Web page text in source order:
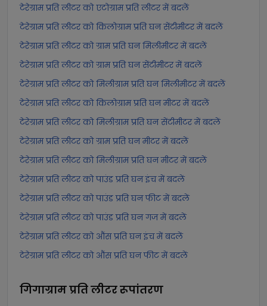
टेरेग्राम प्रति लीटर को एटोग्राम प्रति लीटर में बदलें
टेरेग्राम प्रति लीटर को किलोग्राम प्रति घन सेंटीमीटर में बदलें
टेरेग्राम प्रति लीटर को ग्राम प्रति घन मिलीमीटर में बदलें
टेरेग्राम प्रति लीटर को ग्राम प्रति घन सेंटीमीटर में बदलें
टेरेग्राम प्रति लीटर को मिलीग्राम प्रति घन मिलीमीटर में बदलें
टेरेग्राम प्रति लीटर को किलोग्राम प्रति घन मीटर में बदलें
टेरेग्राम प्रति लीटर को मिलीग्राम प्रति घन सेंटीमीटर में बदलें
टेरेग्राम प्रति लीटर को ग्राम प्रति घन मीटर में बदलें
टेरेग्राम प्रति लीटर को मिलीग्राम प्रति घन मीटर में बदलें
टेरेग्राम प्रति लीटर को पाउंड प्रति घन इंच में बदलें
टेरेग्राम प्रति लीटर को पाउंड प्रति घन फीट में बदलें
टेरेग्राम प्रति लीटर को पाउंड प्रति घन गज में बदलें
टेरेग्राम प्रति लीटर को औंस प्रति घन इंच में बदलें
टेरेग्राम प्रति लीटर को औंस प्रति घन फीट में बदलें
गिगाग्राम प्रति लीटररूपांतरण